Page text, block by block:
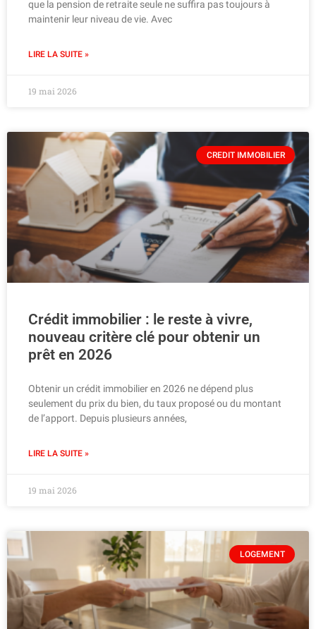
que la pension de retraite seule ne suffira pas toujours à
maintenir leur niveau de vie. Avec
LIRE LA SUITE »
19 mai 2026
CREDIT IMMOBILIER
Crédit immobilier : le reste à vivre,
nouveau critère clé pour obtenir un
prêt en 2026
Obtenir un crédit immobilier en 2026 ne dépend plus
seulement du prix du bien, du taux proposé ou du montant
de l’apport. Depuis plusieurs années,
LIRE LA SUITE »
19 mai 2026
LOGEMENT